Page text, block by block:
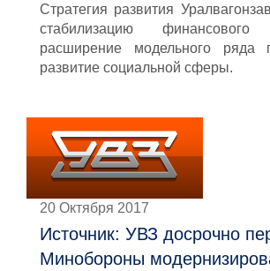
Стратегия развития
стабилизацию финансового
расширение модельного ряда
развитие социальной сферы.
20 Октября 2017
Источник: УВЗ досрочно
Минобороны